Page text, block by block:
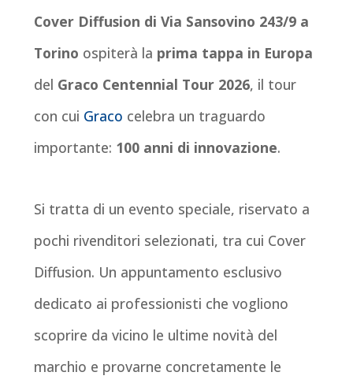
Cover Diffusion di Via Sansovino 243/9 a
Torino ospiterà la prima tappa in Europa
del Graco Centennial Tour 2026, il tour
con cui Graco celebra un traguardo
importante: 100 anni di innovazione.
Si tratta di un evento speciale, riservato a
pochi rivenditori selezionati, tra cui Cover
Diffusion. Un appuntamento esclusivo
dedicato ai professionisti che vogliono
scoprire da vicino le ultime novità del
marchio e provarne concretamente le